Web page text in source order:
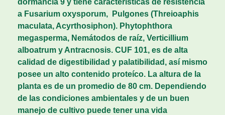
a Fusarium oxysporum,
Pulgones (Threioaphis
maculata, Acyrthosiphon). Phytophthora
megasperma, Nemátodos de raíz, Verticillium
alboatrum y Antracnosis. CUF 101, es de alta
calidad de digestibilidad y palatibilidad, así mismo
posee un alto contenido proteíco. La altura de la
planta es de un promedio de 80 cm. Dependiendo
de las condiciones ambientales y de un buen
manejo de cultivo puede tener una vida